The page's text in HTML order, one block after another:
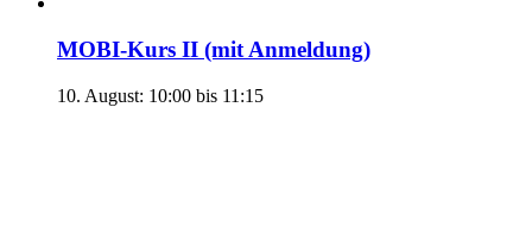
MOBI-Kurs II (mit Anmeldung)
10. August: 10:00 bis 11:15